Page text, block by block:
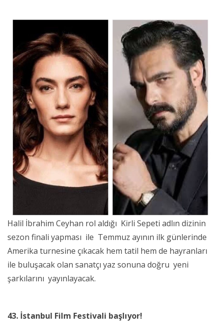
Halil İbrahim Ceyhan rol aldığı Kirli Sepeti adlın dizinin
sezon finali yapması ile Temmuz ayının ilk günlerinde
Amerika turnesine çıkacak hem tatil hem de hayranları
ile buluşacak olan sanatçı yaz sonuna doğru yeni
şarkılarını yayınlayacak.
43. İstanbul Film Festivali başlıyor!